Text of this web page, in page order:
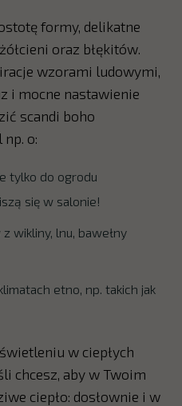
formy, delikatne
oraz błękitów.
wzorami ludowymi,
i mocne nastawienie
scandi boho
o:
tylko do ogrodu
się w salonie!
wikliny, lnu, bawełny
etno, np. takich jak
w ciepłych
chcesz, aby w Twoim
ciepło: dosłownie i w